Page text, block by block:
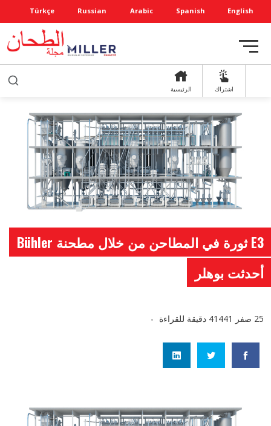
English
Spanish
Arabic
Russian
Türkçe
اشتراك الرئيسية
E3 ثورة في المطاحن من خلال مطحنة Bühler
أحدثت بوهلر
25 صفر 1441 4 دقيقة للقراءة